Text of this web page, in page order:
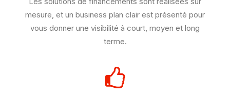
mesure, et un business plan clair est présenté pour
vous donner une visibilité à court, moyen et long
terme.